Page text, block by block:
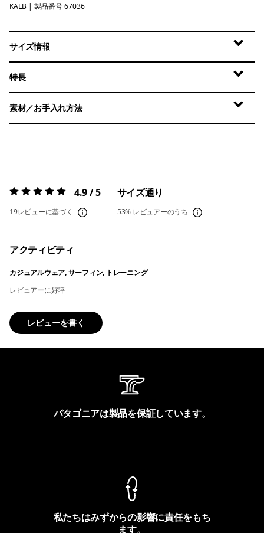
Kaleido: Black
KALB | 製品番号 67036
サイズ情報
特長
素材／お手入れ方法
評価:4.9 / 5 4.9 / 5
19レビューに基づく
サイズ通り
53% レビュアーのうち
アクティビティ
カジュアルウェア, サーフィン, トレーニング
レビュアーに好評
レビューを書く
パタゴニアは製品を保証しています。
私たちはみずからの影響に責任をもち
ます。